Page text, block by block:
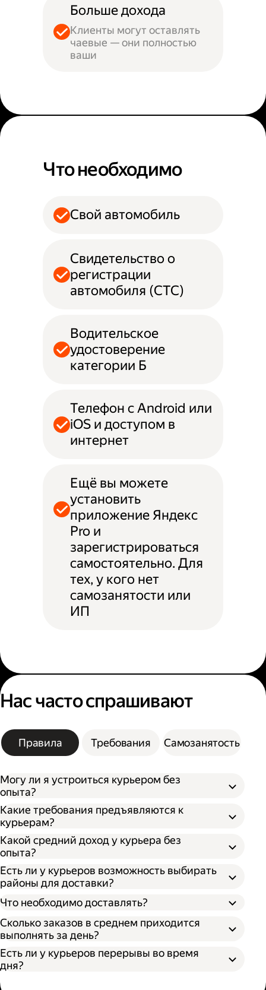
Больше дохода
Клиенты могут оставлять
чаевые — они полностью
ваши
Что необходимо
Свой автомобиль
Свидетельство о
регистрации
автомобиля (СТС)
Водительское
удостоверение
категории Б
Телефон с Android или
iOS и доступом в
интернет
Ещё вы можете
установить
приложение Яндекс
Pro и
зарегистрироваться
самостоятельно. Для
тех, у кого нет
самозанятости или
ИП
Нас часто спрашивают
Правила Требования Самозанятость
Могу ли я устроиться курьером без
опыта?
Какие требования предъявляются к
курьерам?
Какой средний доход у курьера без
опыта?
Есть ли у курьеров возможность выбирать
районы для доставки?
Что необходимо доставлять?
Сколько заказов в среднем приходится
выполнять за день?
Есть ли у курьеров перерывы во время
дня?